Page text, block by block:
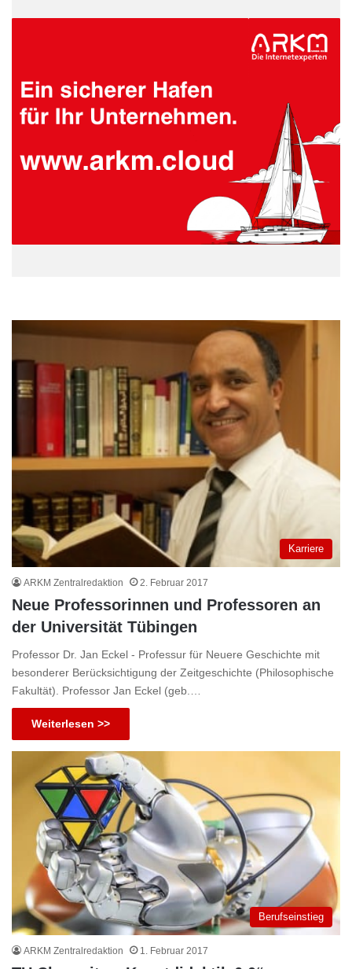
Karriere
ARKM Zentralredaktion 2. Februar 2017
Neue Professorinnen und Professoren an
der Universität Tübingen
Professor Dr. Jan Eckel - Professur für Neuere Geschichte mit
besonderer Berücksichtigung der Zeitgeschichte (Philosophische
Fakultät). Professor Jan Eckel (geb.…
Weiterlesen >>
Berufseinstieg
ARKM Zentralredaktion 1. Februar 2017